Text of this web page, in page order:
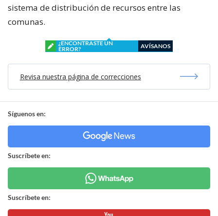
sistema de distribución de recursos entre las
comunas.
¿ENCONTRASTE UN
ERROR?
AVÍSANOS
Revisa nuestra página de correcciones
Síguenos en:
Suscríbete en:
Suscríbete en: